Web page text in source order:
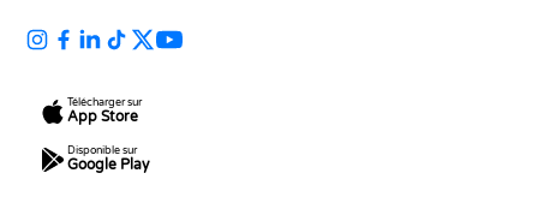
Télécharger sur
App Store
Disponible sur
Google Play